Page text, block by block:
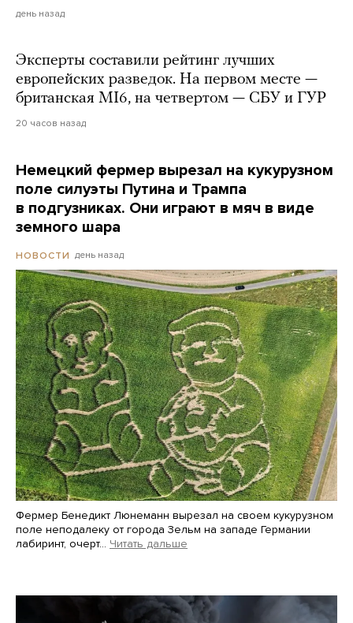
день назад
Эксперты составили рейтинг лучших
европейских разведок. На первом месте —
британская MI6, на четвертом — СБУ и ГУР
20 часов назад
Немецкий фермер вырезал на кукурузном
поле силуэты Путина и Трампа
в подгузниках. Они играют в мяч в виде
земного шара
НОВОСТИ день назад
Фермер Бенедикт Люнеманн вырезал на своем кукурузном
поле неподалеку от города Зельм на западе Германии
лабиринт, очерт… Читать дальше